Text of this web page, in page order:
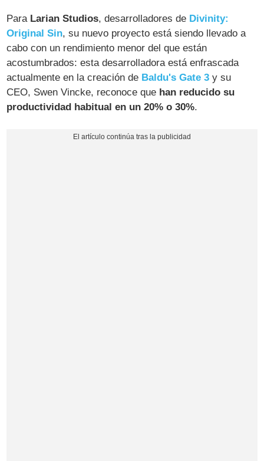
Para Larian Studios, desarrolladores de Divinity:
Original Sin, su nuevo proyecto está siendo llevado a
cabo con un rendimiento menor del que están
acostumbrados: esta desarrolladora está enfrascada
actualmente en la creación de Baldu's Gate 3 y su
CEO, Swen Vincke, reconoce que han reducido su
productividad habitual en un 20% o 30%.